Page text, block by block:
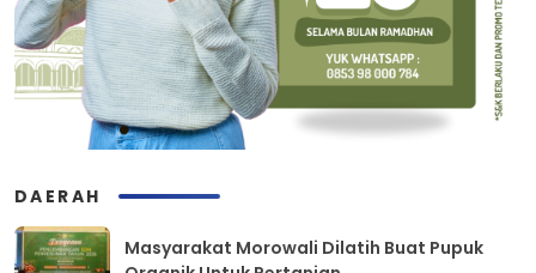
DAERAH
Masyarakat Morowali Dilatih Buat Pupuk